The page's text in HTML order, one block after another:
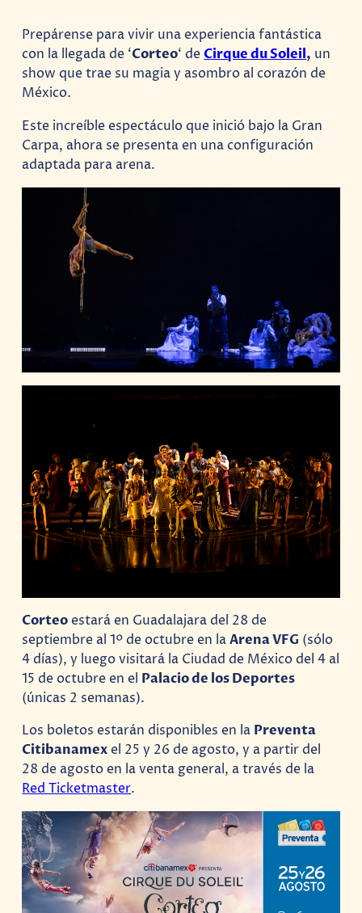
Prepárense para vivir una experiencia fantástica
con la llegada de ‘Corteo‘ deCirque du Soleil, un
show que trae su magia y asombro al corazón de
México.
Este increíble espectáculo que inició bajo la Gran
Carpa, ahora se presenta en una configuración
adaptada para arena.
Corteoestará en Guadalajara del 28 de
septiembre al 1º de octubre en laArena VFG (sólo
4 días), y luego visitará la Ciudad de México del 4 al
15 de octubre en el Palacio de los Deportes
(únicas 2 semanas).
Los boletos estarán disponibles en la Preventa
Citibanamexel 25 y 26 de agosto, y a partir del
28 de agosto en la venta general, a través de la
Red Ticketmaster.